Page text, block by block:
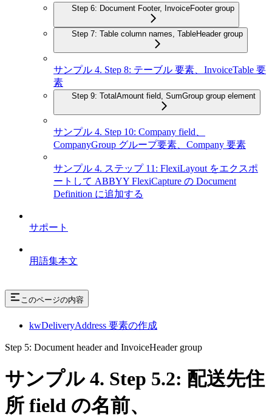
Step 6: Document Footer, InvoiceFooter group
Step 7: Table column names, TableHeader group
サンプル 4. Step 8: テーブル 要素、InvoiceTable 要
素
Step 9: TotalAmount field, SumGroup group element
サンプル 4. Step 10: Company field、
CompanyGroup グループ要素、Company 要素
サンプル 4. ステップ 11: FlexiLayout をエクスポ
ートして ABBYY FlexiCapture の Document
Definition に追加する
サポート
用語集本文
このページの内容
kwDeliveryAddress 要素の作成
Step 5: Document header and InvoiceHeader group
サンプル 4. Step 5.2: 配送先住
所 field の名前、